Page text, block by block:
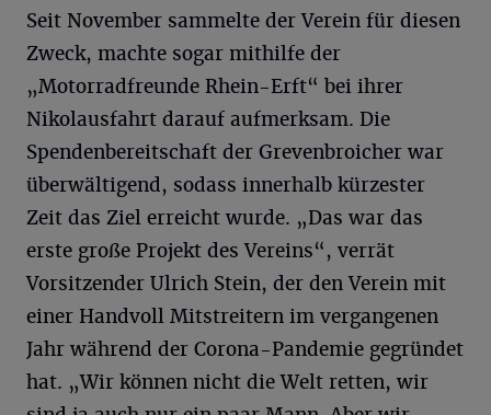
Seit November sammelte der Verein für diesen
Zweck, machte sogar mithilfe der
„Motorradfreunde Rhein-Erft“ bei ihrer
Nikolausfahrt darauf aufmerksam. Die
Spendenbereitschaft der Grevenbroicher war
überwältigend, sodass innerhalb kürzester
Zeit das Ziel erreicht wurde. „Das war das
erste große Projekt des Vereins“, verrät
Vorsitzender Ulrich Stein, der den Verein mit
einer Handvoll Mitstreitern im vergangenen
Jahr während der Corona-Pandemie gegründet
hat. „Wir können nicht die Welt retten, wir